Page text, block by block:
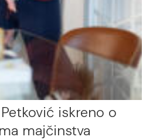
iskreno o
majčinstva